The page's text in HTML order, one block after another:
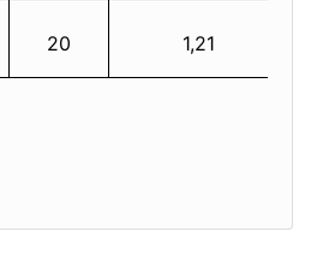
20 1,21